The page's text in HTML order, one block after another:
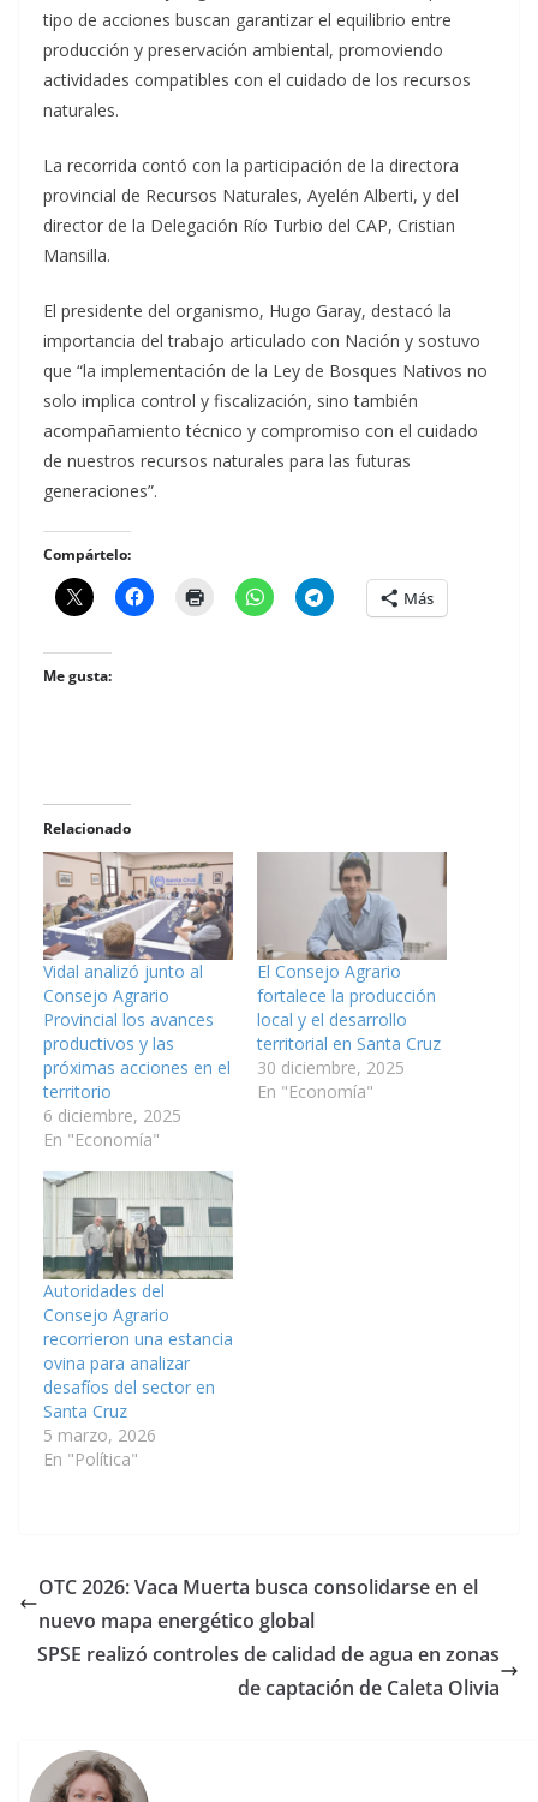
tipo de acciones buscan garantizar el equilibrio entre
producción y preservación ambiental, promoviendo
actividades compatibles con el cuidado de los recursos
naturales.
La recorrida contó con la participación de la directora
provincial de Recursos Naturales, Ayelén Alberti, y del
director de la Delegación Río Turbio del CAP, Cristian
Mansilla.
El presidente del organismo, Hugo Garay, destacó la
importancia del trabajo articulado con Nación y sostuvo
que “la implementación de la Ley de Bosques Nativos no
solo implica control y fiscalización, sino también
acompañamiento técnico y compromiso con el cuidado
de nuestros recursos naturales para las futuras
generaciones”.
Compártelo:
Más
Me gusta:
Relacionado
Vidal analizó junto al
Consejo Agrario
Provincial los avances
productivos y las
próximas acciones en el
territorio
6 diciembre, 2025
En "Economía"
El Consejo Agrario
fortalece la producción
local y el desarrollo
territorial en Santa Cruz
30 diciembre, 2025
En "Economía"
Autoridades del
Consejo Agrario
recorrieron una estancia
ovina para analizar
desafíos del sector en
Santa Cruz
5 marzo, 2026
En "Política"
OTC 2026: Vaca Muerta busca consolidarse en el
nuevo mapa energético global
SPSE realizó controles de calidad de agua en zonas
de captación de Caleta Olivia